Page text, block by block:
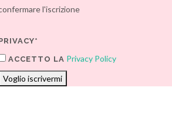
l'iscrizione
ACCETTO LA Privacy Policy
Voglio iscrivermi